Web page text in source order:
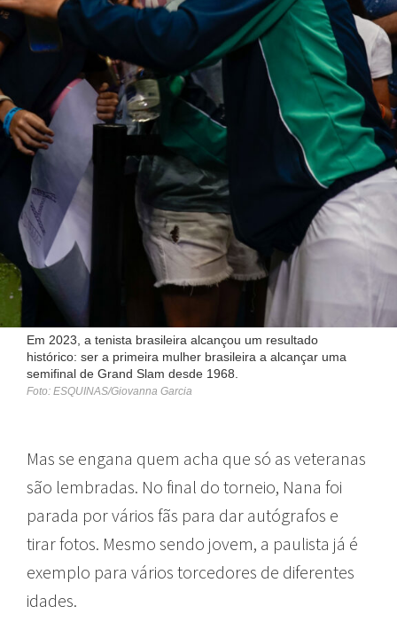
Em 2023, a tenista brasileira alcançou um resultado
histórico: ser a primeira mulher brasileira a alcançar uma
semifinal de Grand Slam desde 1968.
Foto: ESQUINAS/Giovanna Garcia
Mas se engana quem acha que só as veteranas
são lembradas. No final do torneio, Nana foi
parada por vários fãs para dar autógrafos e
tirar fotos. Mesmo sendo jovem, a paulista já é
exemplo para vários torcedores de diferentes
idades.